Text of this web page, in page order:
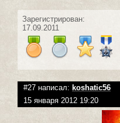
Зарегистрирован:
17.09.2011
#27 написал: koshatic56
15 января 2012 19:20